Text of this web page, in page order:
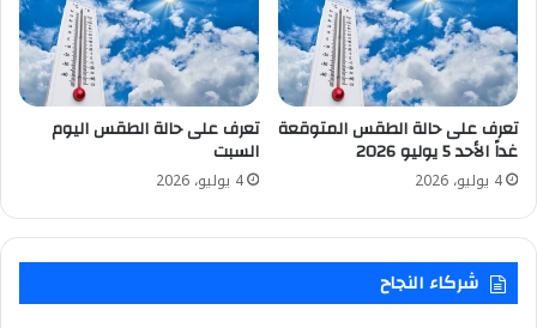
تعرف على حالة الطقس المتوقعة
غداً الأحد 5 يوليو 2026
4 يوليو، 2026
تعرف على حالة الطقس اليوم
السبت
4 يوليو، 2026
شركاء النجاح